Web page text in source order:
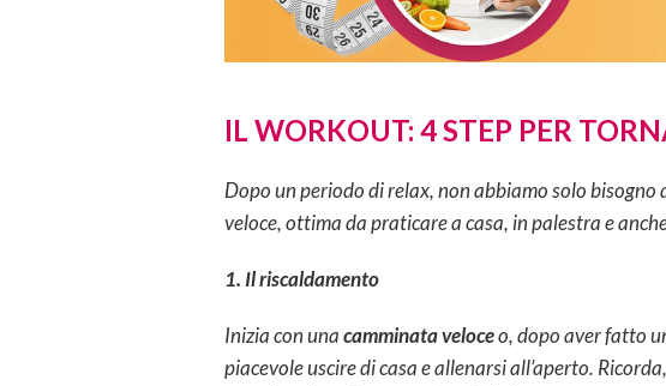
IL WORKOUT: 4 STEP PER
Dopo un periodo di relax, non abbiamo solo
veloce, ottima da praticare a casa, in palestra e
1. Il riscaldamento
Inizia con unacamminata veloceo, dopo aver fatto
piacevole uscire di casa e allenarsi all’aperto.